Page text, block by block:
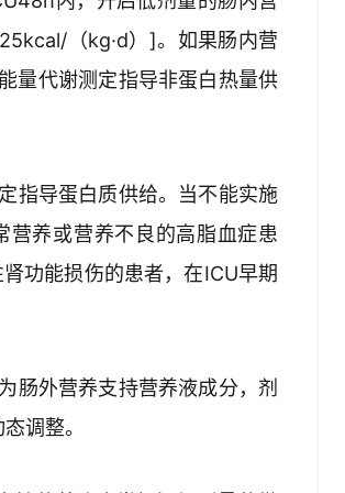
（kg·d）]。如果肠内营
量代谢测定指导非蛋白热量供
指导蛋白质供给。当不能实施
营养或营养不良的高脂血症患
功能损伤的患者，在ICU早期
肠外营养支持营养液成分，剂
调整。